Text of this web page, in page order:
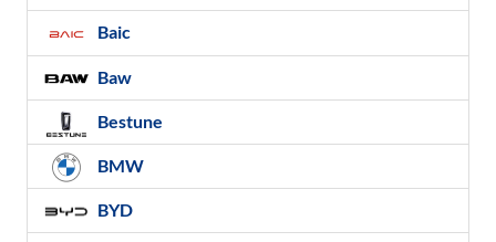
Baic
Baw
Bestune
BMW
BYD